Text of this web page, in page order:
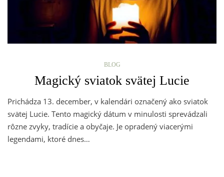
BLOG
Magický sviatok svätej Lucie
Prichádza 13. december, v kalendári označený ako sviatok
svätej Lucie. Tento magický dátum v minulosti sprevádzali
rôzne zvyky, tradície a obyčaje. Je opradený viacerými
legendami, ktoré dnes…